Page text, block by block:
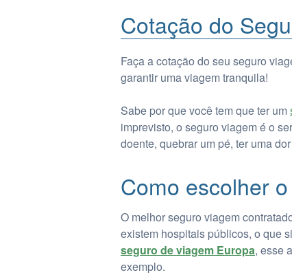
Cotação do
Faça a cotação do seu seguro
garantir uma viagem tranquila!
Sabe por que você tem que ter um
imprevisto, o seguro viagem é o
doente, quebrar um pé, ter uma
Como escolher
O melhor seguro viagem
existem hospitais públicos, o que
seguro de viagem Europa, esse
exemplo.